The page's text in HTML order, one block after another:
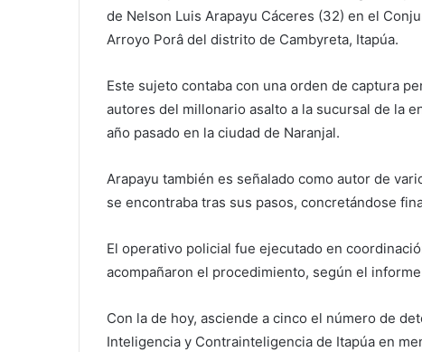
de Nelson Luis Arapayu Cáceres (32) en el
Arroyo Porâ del distrito de Cambyreta, Itapúa.
Este sujeto contaba con una orden de captura
autores del millonario asalto a la sucursal de la
año pasado en la ciudad de Naranjal.
Arapayu también es señalado como autor de
se encontraba tras sus pasos, concretándose
El operativo policial fue ejecutado en
acompañaron el procedimiento, según el
Con la de hoy, asciende a cinco el número de
Inteligencia y Contrainteligencia de Itapúa en